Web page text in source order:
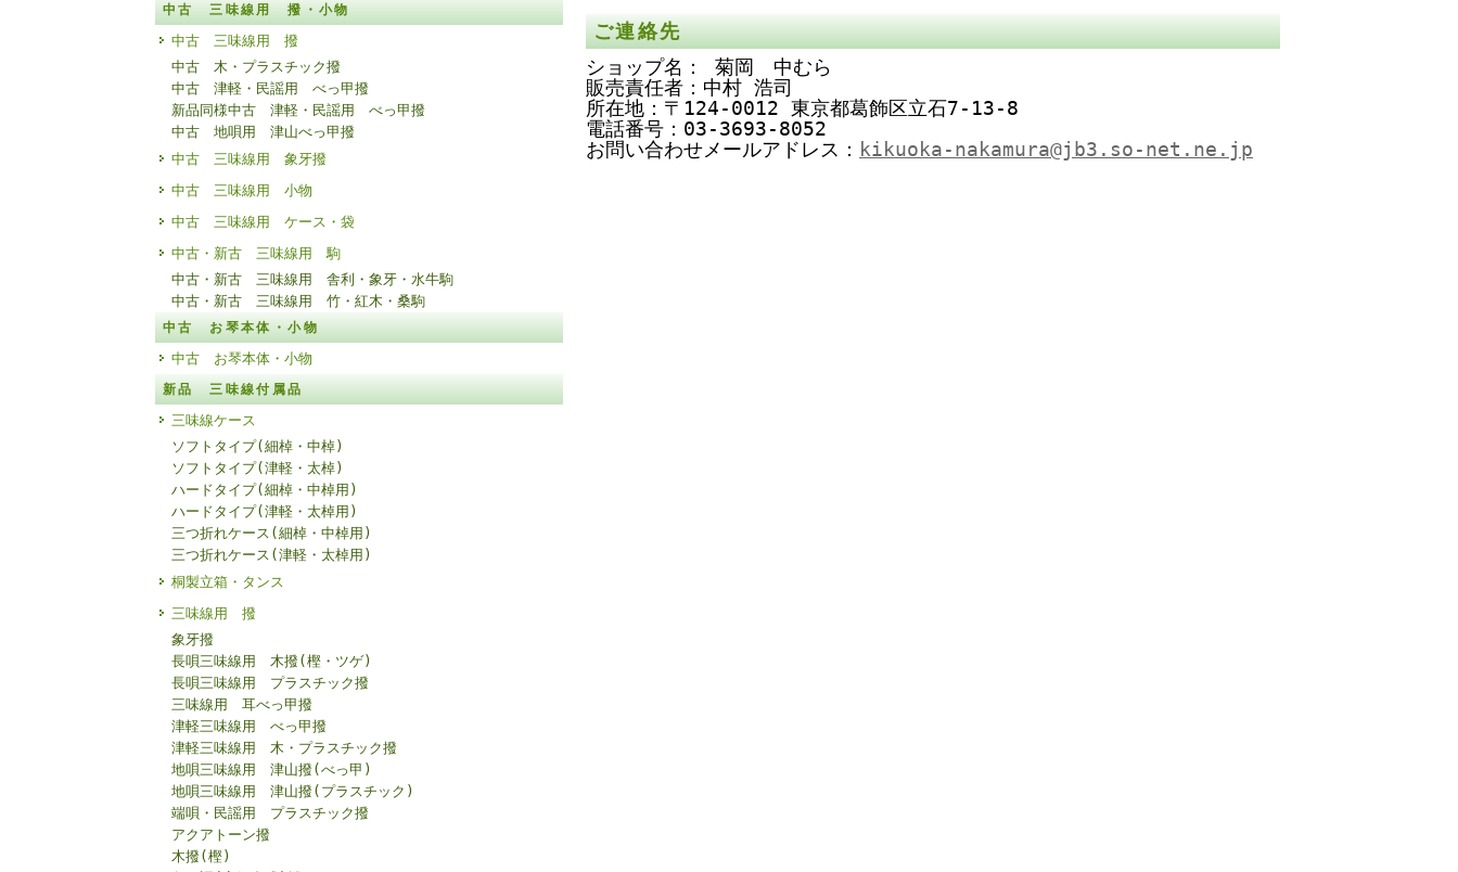
中古 三味線用 撥・小物
中古 三味線用 撥
中古 木・プラスチック撥
中古 津軽・民謡用 べっ甲撥
新品同様中古 津軽・民謡用 べっ甲撥
中古 地唄用 津山べっ甲撥
中古 三味線用 象牙撥
中古 三味線用 小物
中古 三味線用 ケース・袋
中古・新古 三味線用 駒
中古・新古 三味線用 舎利・象牙・水牛駒
中古・新古 三味線用 竹・紅木・桑駒
中古 お琴本体・小物
中古 お琴本体・小物
新品 三味線付属品
三味線ケース
ソフトタイプ(細棹・中棹)
ソフトタイプ(津軽・太棹)
ハードタイプ(細棹・中棹用)
ハードタイプ(津軽・太棹用)
三つ折れケース(細棹・中棹用)
三つ折れケース(津軽・太棹用)
桐製立箱・タンス
三味線用 撥
象牙撥
長唄三味線用 木撥(樫・ツゲ)
長唄三味線用 プラスチック撥
三味線用 耳べっ甲撥
津軽三味線用 べっ甲撥
津軽三味線用 木・プラスチック撥
地唄三味線用 津山撥(べっ甲)
地唄三味線用 津山撥(プラスチック)
端唄・民謡用 プラスチック撥
アクアトーン撥
木撥(樫)
ご連絡先
ショップ名： 菊岡 中むら
販売責任者：中村 浩司
所在地：〒124-0012 東京都葛飾区立石7-13-8
電話番号：03-3693-8052
お問い合わせメールアドレス： kikuoka-nakamura@jb3.so-net.ne.jp